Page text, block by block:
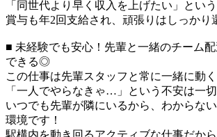
「同世代より早く収入を上げたい」とい
賞与も年2回支給され、頑張りはしっか
■ 未経験でも安心！先輩と一緒のチーム
できる◎
この仕事は先輩スタッフと常に一緒に動く
「一人でやらなきゃ…」という不安は一
いつでも先輩が隣にいるから、わからな
環境です！
駅構内を動き回るアクティブな仕事だから